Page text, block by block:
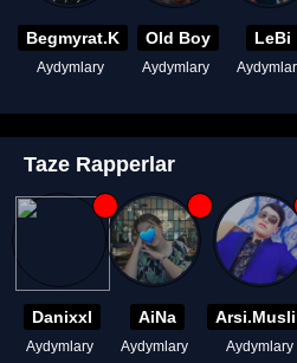
Begmyrat.K
Aydymlary
Old Boy
Aydymlary
LeBi
Taze Rapperlar
Danixxl
Aydymlary
AiNa
Aydymlary Aydymlary